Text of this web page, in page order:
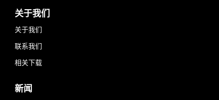
关于我们
关于我们
联系我们
相关下载
新闻